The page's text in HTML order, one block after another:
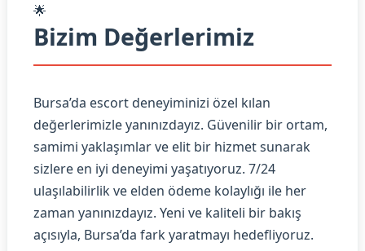
🌟
Bizim Değerlerimiz
Bursa’da escort deneyiminizi özel kılan
değerlerimizle yanınızdayız. Güvenilir bir ortam,
samimi yaklaşımlar ve elit bir hizmet sunarak
sizlere en iyi deneyimi yaşatıyoruz. 7/24
ulaşılabilirlik ve elden ödeme kolaylığı ile her
zaman yanınızdayız. Yeni ve kaliteli bir bakış
açısıyla, Bursa’da fark yaratmayı hedefliyoruz.